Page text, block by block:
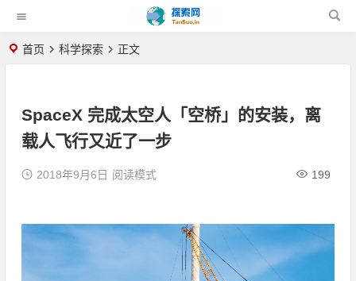
首页 科学探索 正文
SpaceX 完成太空人「空桥」的安装，离
载人飞行又近了一步
2018年9月6日 199
阅读模式